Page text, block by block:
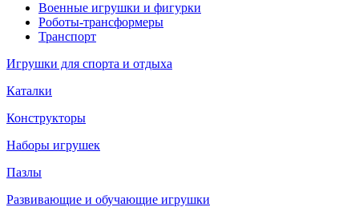
Военные игрушки и фигурки
Роботы-трансформеры
Транспорт
Игрушки для спорта и отдыха
Каталки
Конструкторы
Наборы игрушек
Пазлы
Развивающие и обучающие игрушки